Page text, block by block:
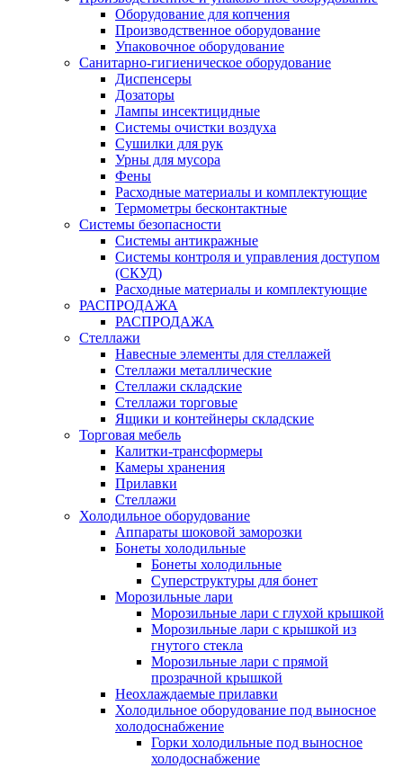
Оборудование для копчения
Производственное оборудование
Упаковочное оборудование
Санитарно-гигиеническое оборудование
Диспенсеры
Дозаторы
Лампы инсектицидные
Системы очистки воздуха
Сушилки для рук
Урны для мусора
Фены
Расходные материалы и комплектующие
Термометры бесконтактные
Системы безопасности
Системы антикражные
Системы контроля и управления доступом
(СКУД)
Расходные материалы и комплектующие
РАСПРОДАЖА
РАСПРОДАЖА
Стеллажи
Навесные элементы для стеллажей
Стеллажи металлические
Стеллажи складские
Стеллажи торговые
Ящики и контейнеры складские
Торговая мебель
Калитки-трансформеры
Камеры хранения
Прилавки
Стеллажи
Холодильное оборудование
Аппараты шоковой заморозки
Бонеты холодильные
Бонеты холодильные
Суперструктуры для бонет
Морозильные лари
Морозильные лари с глухой крышкой
Морозильные лари с крышкой из
гнутого стекла
Морозильные лари с прямой
прозрачной крышкой
Неохлаждаемые прилавки
Холодильное оборудование под выносное
холодоснабжение
Горки холодильные под выносное
холодоснабжение